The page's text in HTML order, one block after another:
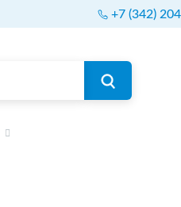
+7 (342)